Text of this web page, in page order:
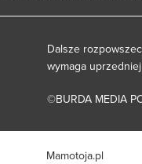
Dalsze
wymaga
©BURDA MEDIA
Mamotoja.pl